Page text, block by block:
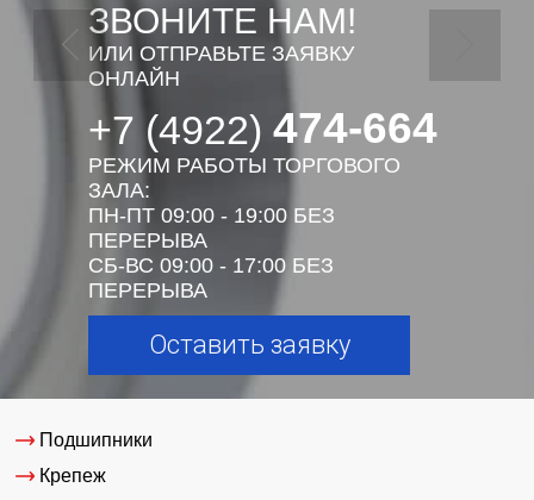
ЗВОНИТЕ НАМ!
ИЛИ ОТПРАВЬТЕ ЗАЯВКУ
ОНЛАЙН
+7 (4922) 474-664
РЕЖИМ РАБОТЫ ТОРГОВОГО
ЗАЛА:
ПН-ПТ 09:00 - 19:00 БЕЗ
ПЕРЕРЫВА
СБ-ВС 09:00 - 17:00 БЕЗ
ПЕРЕРЫВА
Оставить заявку
Подшипники
Крепеж